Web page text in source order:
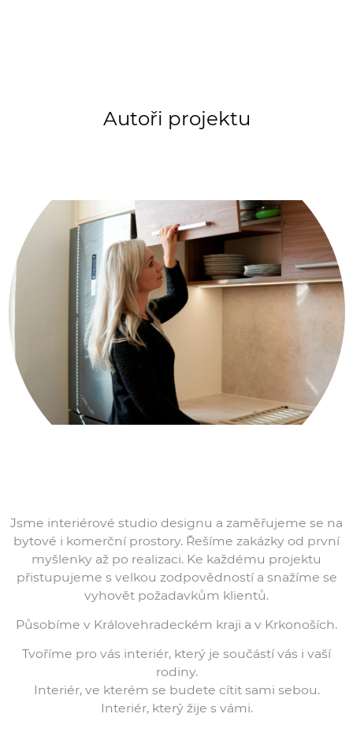
Autoři projektu
Jsme interiérové studio designu a zaměřujeme se na
bytové i komerční prostory. Řešíme zakázky od první
myšlenky až po realizaci. Ke každému projektu
přistupujeme s velkou zodpovědností a snažíme se
vyhovět požadavkům klientů.
Působíme v Královehradeckém kraji a v Krkonoších.
Tvoříme pro vás interiér, který je součástí vás i vaší
rodiny.
Interiér, ve kterém se budete cítit sami sebou.
Interiér, který žije s vámi.